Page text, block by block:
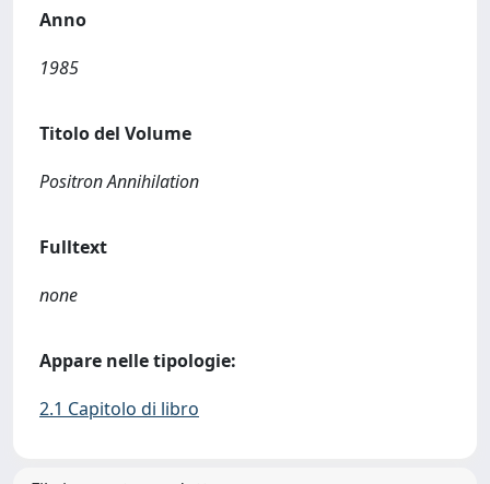
Anno
1985
Titolo del Volume
Positron Annihilation
Fulltext
none
Appare nelle tipologie:
2.1 Capitolo di libro